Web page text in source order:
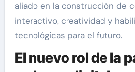
aliado en la construcción de
interactivo, creatividad y
tecnológicas para el futuro.
El nuevo rol de la